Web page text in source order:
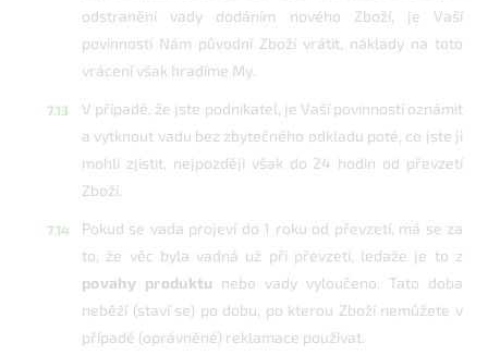
odstranění vady dodáním nového Zboží, je Vaší
povinností Nám původní Zboží vrátit, náklady na toto
vrácení však hradíme My.
V případě, že jste podnikatel, je Vaší povinností oznámit
a vytknout vadu bez zbytečného odkladu poté, co jste ji
mohli zjistit, nejpozději však do 24 hodin od převzetí
Zboží.
Pokud se vada projeví do 1 roku od převzetí, má se za
to, že věc byla vadná už při převzetí, ledaže je to z
povahy produktu nebo vady vyloučeno. Tato doba
neběží (staví se) po dobu, po kterou Zboží nemůžete v
případě (oprávněné) reklamace používat.